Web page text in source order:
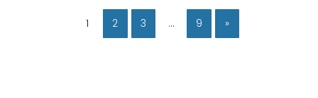
1 2 3 … 9 »